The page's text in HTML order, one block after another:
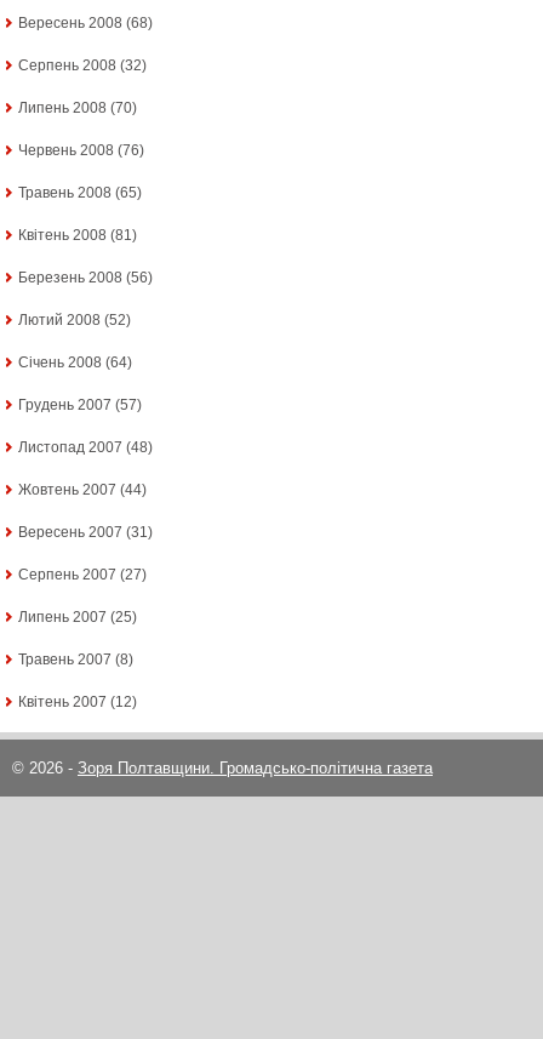
Вересень 2008 (68)
Серпень 2008 (32)
Липень 2008 (70)
Червень 2008 (76)
Травень 2008 (65)
Квітень 2008 (81)
Березень 2008 (56)
Лютий 2008 (52)
Січень 2008 (64)
Грудень 2007 (57)
Листопад 2007 (48)
Жовтень 2007 (44)
Вересень 2007 (31)
Серпень 2007 (27)
Липень 2007 (25)
Травень 2007 (8)
Квітень 2007 (12)
© 2026 - Зоря Полтавщини. Громадсько-політична газета